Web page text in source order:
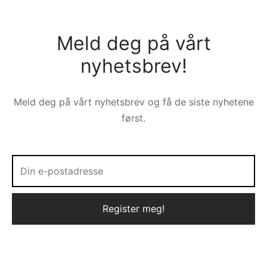
Meld deg på vårt
nyhetsbrev!
Meld deg på vårt nyhetsbrev og få de siste nyhetene
først.